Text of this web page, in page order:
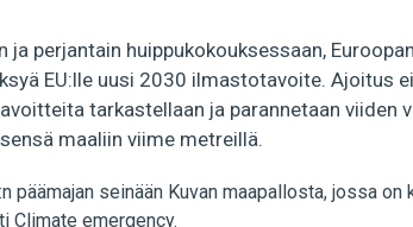
ja perjantain huippukokouksessaan,
EU:lle uusi 2030 ilmastotavoite. Ajoitus
tarkastellaan ja parannetaan viiden
maaliin viime metreillä.